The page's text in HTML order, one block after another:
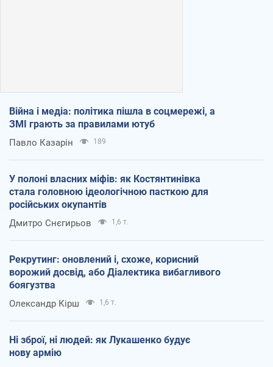
Війна і медіа: політика пішла в соцмережі, а
ЗМІ грають за правилами ютуб
Павло Казарін 189
У полоні власних міфів: як Костянтинівка
стала головною ідеологічною пасткою для
російських окупантів
Дмитро Снєгирьов 1,6 т.
Рекрутинг: оновлений і, схоже, корисний
ворожий досвід, або Діалектика вибагливого
боягузтва
Олександр Кірш 1,6 т.
Ні зброї, ні людей: як Лукашенко будує
нову армію